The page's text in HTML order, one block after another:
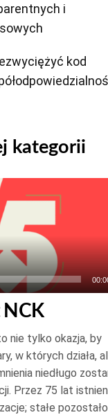
i
kod
kategorii
NCK
nie tylko okazja, by
w których działa,
niedługo
Przez 75 lat
stałe pozostało